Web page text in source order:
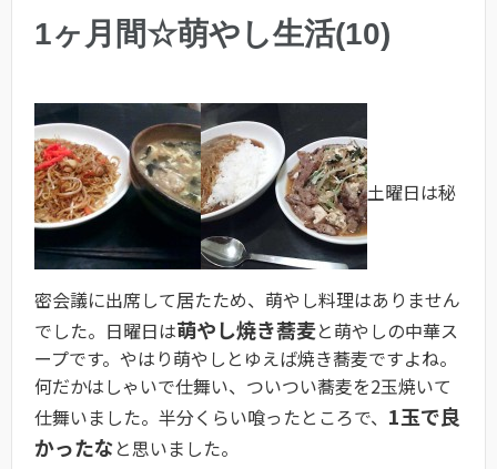
1ヶ月間☆萌やし生活(10)
土曜日は秘
密会議に出席して居たため、萌やし料理はありません
でした。日曜日は萌やし焼き蕎麦と萌やしの中華ス
ープです。やはり萌やしとゆえば焼き蕎麦ですよね。
何だかはしゃいで仕舞い、ついつい蕎麦を2玉焼いて
仕舞いました。半分くらい喰ったところで、 1玉で良
かったなと思いました。